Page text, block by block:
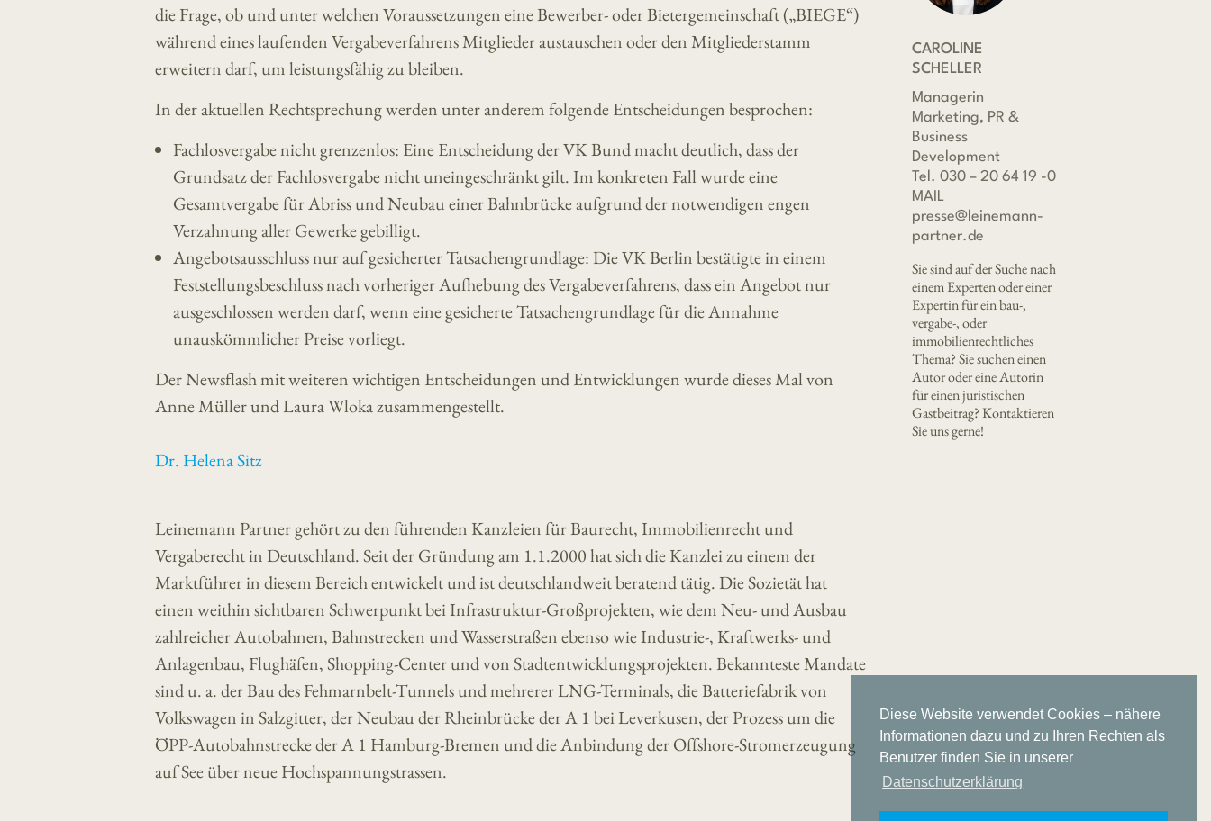
Diese Website verwendet Cookies – nähere
Informationen dazu und zu Ihren Rechten als
Benutzer finden Sie in unserer
Datenschutzerklärung
die Frage, ob und unter welchen Voraussetzungen eine Bewerber- oder Bietergemeinschaft („BIEGE“)
während eines laufenden Vergabeverfahrens Mitglieder austauschen oder den Mitgliederstamm
erweitern darf, um leistungsfähig zu bleiben.
In der aktuellen Rechtsprechung werden unter anderem folgende Entscheidungen besprochen:
Fachlosvergabe nicht grenzenlos: Eine Entscheidung der VK Bund macht deutlich, dass der
Grundsatz der Fachlosvergabe nicht uneingeschränkt gilt. Im konkreten Fall wurde eine
Gesamtvergabe für Abriss und Neubau einer Bahnbrücke aufgrund der notwendigen engen
Verzahnung aller Gewerke gebilligt.
Angebotsausschluss nur auf gesicherter Tatsachengrundlage: Die VK Berlin bestätigte in einem
Feststellungsbeschluss nach vorheriger Aufhebung des Vergabeverfahrens, dass ein Angebot nur
ausgeschlossen werden darf, wenn eine gesicherte Tatsachengrundlage für die Annahme
unauskömmlicher Preise vorliegt.
Der Newsflash mit weiteren wichtigen Entscheidungen und Entwicklungen wurde dieses Mal von
Anne Müller und Laura Wloka zusammengestellt.
Dr. Helena Sitz
Leinemann Partner gehört zu den führenden Kanzleien für Baurecht, Immobilienrecht und
Vergaberecht in Deutschland. Seit der Gründung am 1.1.2000 hat sich die Kanzlei zu einem der
Marktführer in diesem Bereich entwickelt und ist deutschlandweit beratend tätig. Die Sozietät hat
einen weithin sichtbaren Schwerpunkt bei Infrastruktur-Großprojekten, wie dem Neu- und Ausbau
zahlreicher Autobahnen, Bahnstrecken und Wasserstraßen ebenso wie Industrie-, Kraftwerks- und
Anlagenbau, Flughäfen, Shopping-Center und von Stadtentwicklungsprojekten. Bekannteste Mandate
sind u. a. der Bau des Fehmarnbelt-Tunnels und mehrerer LNG-Terminals, die Batteriefabrik von
Volkswagen in Salzgitter, der Neubau der Rheinbrücke der A 1 bei Leverkusen, der Prozess um die
ÖPP-Autobahnstrecke der A 1 Hamburg-Bremen und die Anbindung der Offshore-Stromerzeugung
auf See über neue Hochspannungstrassen.
CAROLINE
SCHELLER
Managerin
Marketing, PR &
Business
Development
Tel. 030 – 20 64 19 -0
MAIL
presse@leinemann-
partner.de
Sie sind auf der Suche nach
einem Experten oder einer
Expertin für ein bau-,
vergabe-, oder
immobilienrechtliches
Thema? Sie suchen einen
Autor oder eine Autorin
für einen juristischen
Gastbeitrag? Kontaktieren
Sie uns gerne!